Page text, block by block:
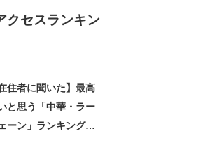
クセスランキン
住者に聞いた】最高
と思う「中華・ラー
ーン」ランキング